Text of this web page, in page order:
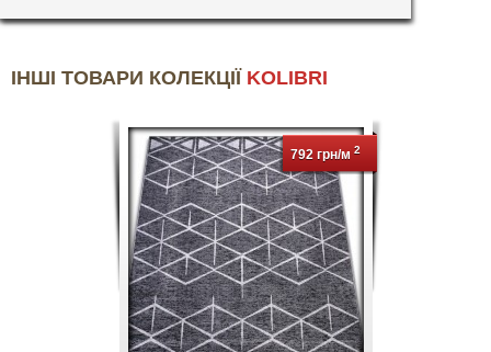
ІНШІ ТОВАРИ КОЛЕКЦІЇ KOLIBRI
792 грн/м 2